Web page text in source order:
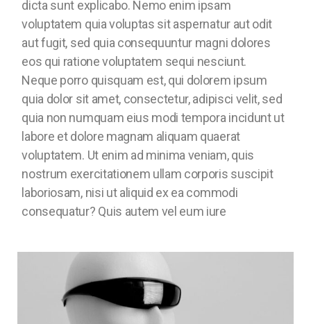
dicta sunt explicabo. Nemo enim ipsam
voluptatem quia voluptas sit aspernatur aut odit
aut fugit, sed quia consequuntur magni dolores
eos qui ratione voluptatem sequi nesciunt.
Neque porro quisquam est, qui dolorem ipsum
quia dolor sit amet, consectetur, adipisci velit, sed
quia non numquam eius modi tempora incidunt ut
labore et dolore magnam aliquam quaerat
voluptatem. Ut enim ad minima veniam, quis
nostrum exercitationem ullam corporis suscipit
laboriosam, nisi ut aliquid ex ea commodi
consequatur? Quis autem vel eum iure